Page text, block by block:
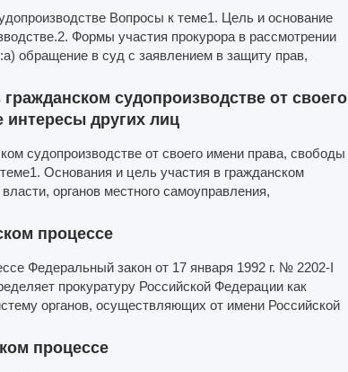
Вопросы к теме1. Цель и основание
Формы участия прокурора в рассмотрении
обращение в суд с заявлением в защиту прав,
судопроизводстве от своего
других лиц
судопроизводстве от своего имени права, свободы
Основания и цель участия в гражданском
органов местного самоуправления,
процессе
Федеральный закон от 17 января 1992 г. № 2202-I
прокуратуру Российской Федерации как
органов, осуществляющих от имени Российской
процессе